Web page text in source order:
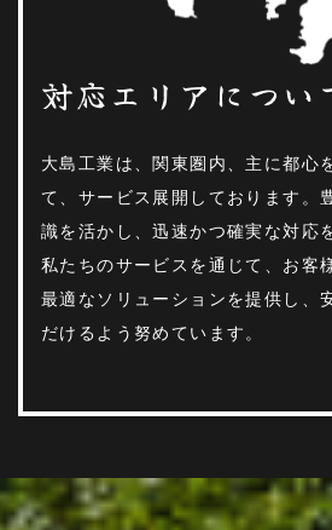
対応エリアについ
大島工業は、関東圏内、主に都心
て、サービス展開しております。
識を活かし、迅速かつ確実な対応
私たちのサービスを通じて、お客
最適なソリューションを提供し、
だけるよう努めています。